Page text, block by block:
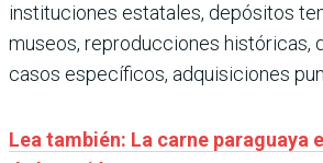
instituciones estatales, depósitos
museos, reproducciones históricas,
casos específicos, adquisiciones
Lea también: La carne paraguaya